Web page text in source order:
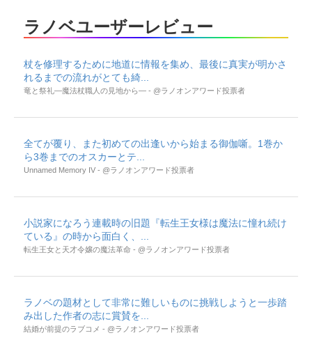
ラノベユーザーレビュー
杖を修理するために地道に情報を集め、最後に真実が明かさ
れるまでの流れがとても綺...
竜と祭礼―魔法杖職人の見地から― - @ラノオンアワード投票者
全てが覆り、また初めての出逢いから始まる御伽噺。1巻か
ら3巻までのオスカーとテ...
Unnamed Memory IV - @ラノオンアワード投票者
小説家になろう連載時の旧題『転生王女様は魔法に憧れ続け
ている』の時から面白く、...
転生王女と天才令嬢の魔法革命 - @ラノオンアワード投票者
ラノベの題材として非常に難しいものに挑戦しようと一歩踏
み出した作者の志に賞賛を...
結婚が前提のラブコメ - @ラノオンアワード投票者